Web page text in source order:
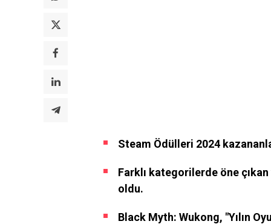
Steam Ödülleri 2024
Farklı kategorilerde öne çıkan
oldu.
Black Myth: Wukong, "Yılın